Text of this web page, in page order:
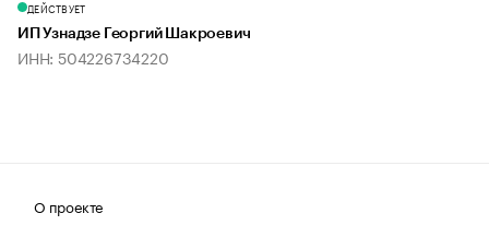
ДЕЙСТВУЕТ
ИП Узнадзе Георгий Шакроевич
ИНН: 504226734220
О проекте